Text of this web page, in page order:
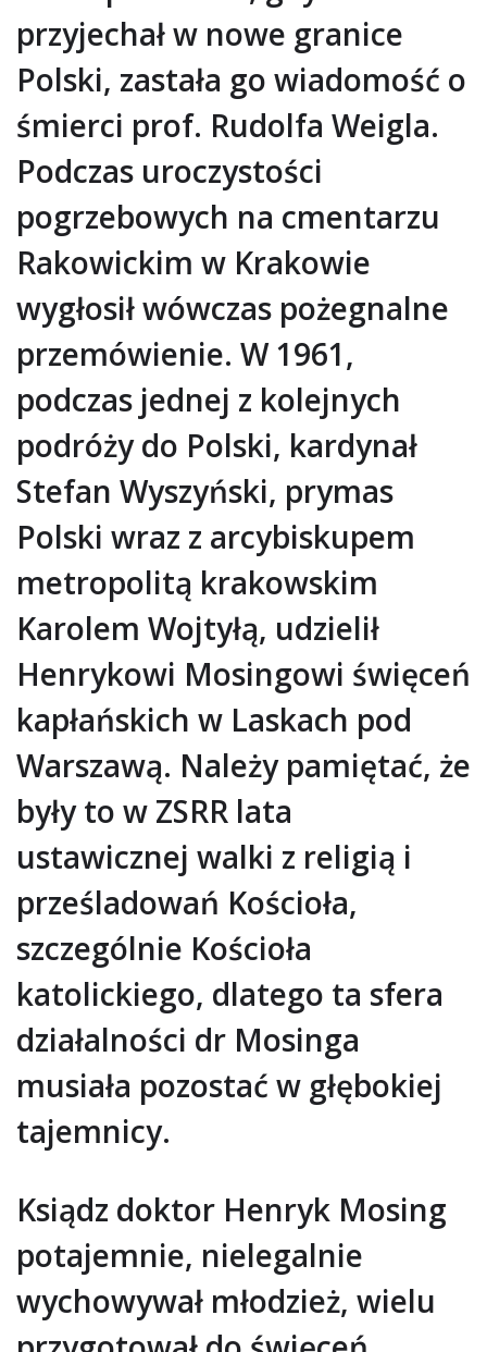
przyjechał w nowe granice
Polski, zastała go wiadomość o
śmierci prof. Rudolfa Weigla.
Podczas uroczystości
pogrzebowych na cmentarzu
Rakowickim w Krakowie
wygłosił wówczas pożegnalne
przemówienie. W 1961,
podczas jednej z kolejnych
podróży do Polski, kardynał
Stefan Wyszyński, prymas
Polski wraz z arcybiskupem
metropolitą krakowskim
Karolem Wojtyłą, udzielił
Henrykowi Mosingowi święceń
kapłańskich w Laskach pod
Warszawą. Należy pamiętać, że
były to w ZSRR lata
ustawicznej walki z religią i
prześladowań Kościoła,
szczególnie Kościoła
katolickiego, dlatego ta sfera
działalności dr Mosinga
musiała pozostać w głębokiej
tajemnicy.
Ksiądz doktor Henryk Mosing
potajemnie, nielegalnie
wychowywał młodzież, wielu